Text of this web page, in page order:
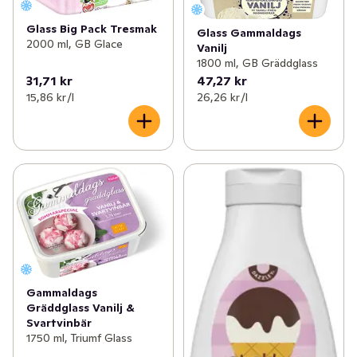
omtanke om miljön. Vi vill se till att det finns en glass för
alla och hoppas att du kan hitta mer än en favorit bland
de glassar som vi erbjuder!
Nu kommer en glädjande nyhet. GB Glace Big Pack
Vanilj är vår populära vaniljglass med mängder av
möjligheter till variation. Smaken av vanilj är en riktig
klassiker, men receptet är helt nytt. Vi har bytt från ett
mjölkbaserat recept till ett växtbaserat. Därför har nya
Big Pack ett lägre klimatavtryck än tidigare recept. Så nu
kan du äntligen njuta av god glass som räcker till hela
familjen och samtidigt göra ett smart val. Ett gott sätt
att göra skillnad. Kalasbra. Big Pack 2 liter finns
dessutom i flera olika smaker. Det är något att fira för
stora och små. Du kan läsa mer på GB.se.
Förvara glassen vid -18°C eller kallare.
GB Glace – Glassglädje och Gemenskap sedan 1942.
Glass Big Pack Tresmak
2000 ml, GB Glace
31,71 kr
15,86 kr /l
Glass Gammaldags
Vanilj
1800 ml, GB Gräddglass
47,27 kr
26,26 kr /l
Gammaldags
Gräddglass Vanilj &
Svartvinbär
1750 ml, Triumf Glass